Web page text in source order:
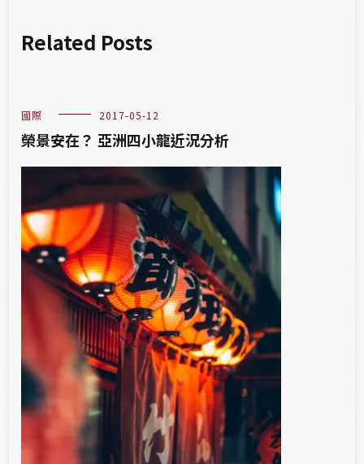
Related Posts
國際 2017-05-12
榮景安在？ 亞洲四小龍近況分析